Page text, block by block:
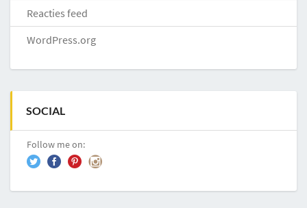
Reacties feed
WordPress.org
SOCIAL
Follow me on: